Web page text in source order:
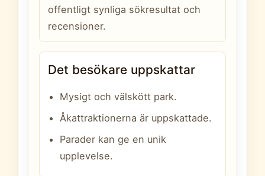
offentligt synliga sökresultat och
recensioner.
Det besökare uppskattar
Mysigt och välskött park.
Åkattraktionerna är uppskattade.
Parader kan ge en unik
upplevelse.